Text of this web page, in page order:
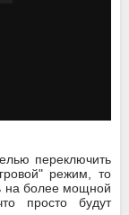
переключить
режим, то
на более мощной
просто будут